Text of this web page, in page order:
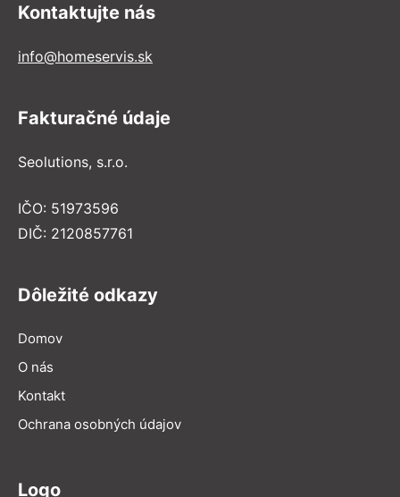
Kontaktujte nás
info@homeservis.sk
Fakturačné údaje
Seolutions, s.r.o.
IČO: 51973596
DIČ: 2120857761
Dôležité odkazy
Domov
O nás
Kontakt
Ochrana osobných údajov
Logo